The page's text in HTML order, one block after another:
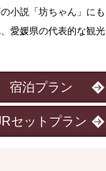
小説「坊ちゃん」にも
愛媛県の代表的な観光
宿泊プラン
セットプラン